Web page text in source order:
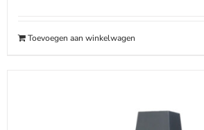
€53.90.
Toevoegen aan winkelwagen